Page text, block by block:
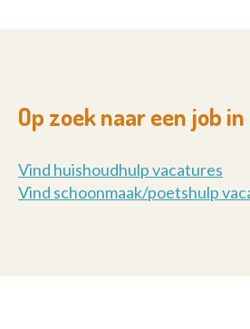
Op zoek naar een job
Vind huishoudhulp vacatures
Vind schoonmaak/poetshulp